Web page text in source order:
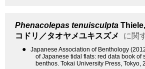
Phenacolepas tenuisculpta
コドリ／タオヤメユキスズメ
に関
●
Japanese Association of Benthology
of Japanese tidal flats: red data book of
benthos. Tokai University Press, Tokyo,